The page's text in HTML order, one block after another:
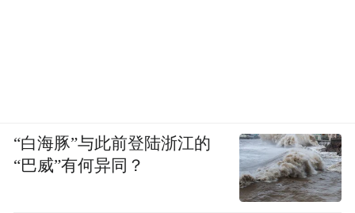
“白海豚”与此前登陆浙江的
“巴威”有何异同？